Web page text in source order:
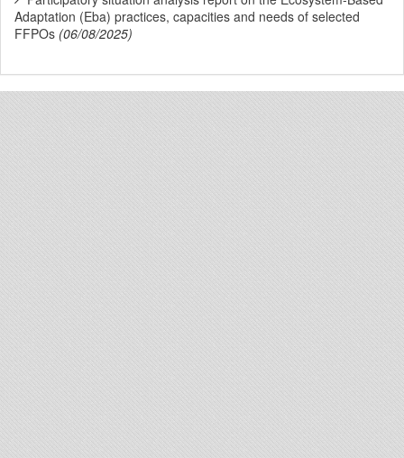
Adaptation (Eba) practices, capacities and needs of selected
FFPOs (06/08/2025)